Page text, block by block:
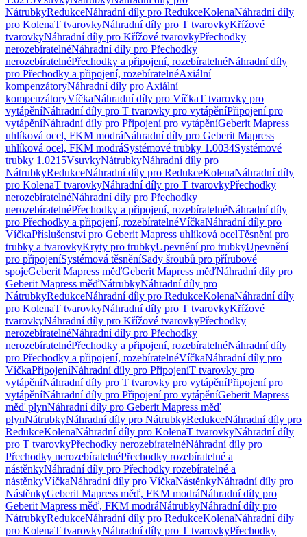
NátrubkyRedukceNáhradní díly pro RedukceKolenaNáhradní díly
pro KolenaT tvarovkyNáhradní díly pro T tvarovkyKřížové
tvarovkyNáhradní díly pro Křížové tvarovkyPřechodky
nerozebíratelnéNáhradní díly pro Přechodky
nerozebíratelnéPřechodky a připojení, rozebíratelnéNáhradní díly
pro Přechodky a připojení, rozebíratelnéAxiální
kompenzátoryNáhradní díly pro Axiální
kompenzátoryVíčkaNáhradní díly pro VíčkaT tvarovky pro
vytápěníNáhradní díly pro T tvarovky pro vytápěníPřipojení pro
vytápěníNáhradní díly pro Připojení pro vytápěníGeberit Mapress
uhlíková ocel, FKM modráNáhradní díly pro Geberit Mapress
uhlíková ocel, FKM modráSystémové trubky 1.0034Systémové
trubky 1.0215VsuvkyNátrubkyNáhradní díly pro
NátrubkyRedukceNáhradní díly pro RedukceKolenaNáhradní díly
pro KolenaT tvarovkyNáhradní díly pro T tvarovkyPřechodky
nerozebíratelnéNáhradní díly pro Přechodky
nerozebíratelnéPřechodky a připojení, rozebíratelnéNáhradní díly
pro Přechodky a připojení, rozebíratelnéVíčkaNáhradní díly pro
VíčkaPříslušenství pro Geberit Mapress uhlíková ocelTěsnění pro
trubky a tvarovkyKryty pro trubkyUpevnění pro trubkyUpevnění
pro připojeníSystémová těsněníSady šroubů pro přírubové
spojeGeberit Mapress měďGeberit Mapress měďNáhradní díly pro
Geberit Mapress měďNátrubkyNáhradní díly pro
NátrubkyRedukceNáhradní díly pro RedukceKolenaNáhradní díly
pro KolenaT tvarovkyNáhradní díly pro T tvarovkyKřížové
tvarovkyNáhradní díly pro Křížové tvarovkyPřechodky
nerozebíratelnéNáhradní díly pro Přechodky
nerozebíratelnéPřechodky a připojení, rozebíratelnéNáhradní díly
pro Přechodky a připojení, rozebíratelnéVíčkaNáhradní díly pro
VíčkaPřipojeníNáhradní díly pro PřipojeníT tvarovky pro
vytápěníNáhradní díly pro T tvarovky pro vytápěníPřipojení pro
vytápěníNáhradní díly pro Připojení pro vytápěníGeberit Mapress
měď plynNáhradní díly pro Geberit Mapress měď
plynNátrubkyNáhradní díly pro NátrubkyRedukceNáhradní díly pro
RedukceKolenaNáhradní díly pro KolenaT tvarovkyNáhradní díly
pro T tvarovkyPřechodky nerozebíratelnéNáhradní díly pro
Přechodky nerozebíratelnéPřechodky rozebíratelné a
nástěnkyNáhradní díly pro Přechodky rozebíratelné a
nástěnkyVíčkaNáhradní díly pro VíčkaNástěnkyNáhradní díly pro
NástěnkyGeberit Mapress měď, FKM modráNáhradní díly pro
Geberit Mapress měď, FKM modráNátrubkyNáhradní díly pro
NátrubkyRedukceNáhradní díly pro RedukceKolenaNáhradní díly
pro KolenaT tvarovkyNáhradní díly pro T tvarovkyPřechodky